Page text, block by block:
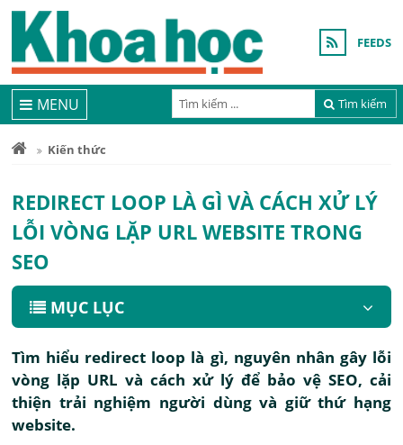
FEEDS
Tìm kiếm
MENU
Kiến thức
REDIRECT LOOP LÀ GÌ VÀ CÁCH XỬ LÝ
LỖI VÒNG LẶP URL WEBSITE TRONG
SEO
MỤC LỤC
Tìm hiểu redirect loop là gì, nguyên nhân gây lỗi
vòng lặp URL và cách xử lý để bảo vệ SEO, cải
thiện trải nghiệm người dùng và giữ thứ hạng
website.